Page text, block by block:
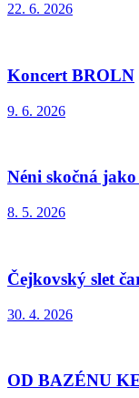
22. 6. 2026
Koncert BROLN
9. 6. 2026
Néni skočná
8. 5. 2026
Čejkovský slet
30. 4. 2026
OD BAZÉNU